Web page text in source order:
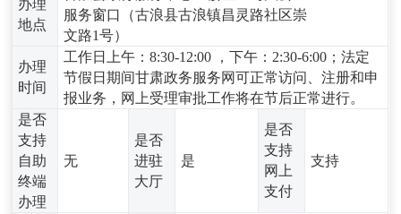
办理
地点
服务窗口（古浪县古浪镇昌灵路社区崇
文路1号）
办理
时间
工作日上午：8:30-12:00 ，下午：2:30-6:00；法定
节假日期间甘肃政务服务网可正常访问、注册和申
报业务，网上受理审批工作将在节后正常进行。
是否
支持
自助
终端
办理
无
是否
进驻
大厅
是
是否
支持
网上
支付
支持